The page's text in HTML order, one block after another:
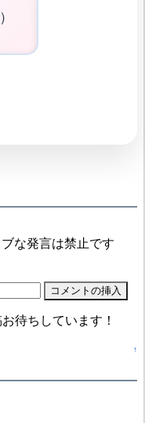
な発言は禁止です
待ちしています！
↑